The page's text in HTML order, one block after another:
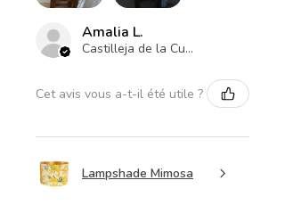
Amalia L.
Castilleja de la Cuesta , ES-AN
Cet avis vous a-t-il été utile ?
Lampshade Mimosa